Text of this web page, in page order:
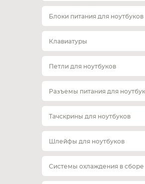
Блоки питания для ноутбуков
Клавиатуры
Петли для ноутбуков
Разъемы питания для
Тачскрины для ноутбуков
Шлейфы для ноутбуков
Системы охлаждения в сборе